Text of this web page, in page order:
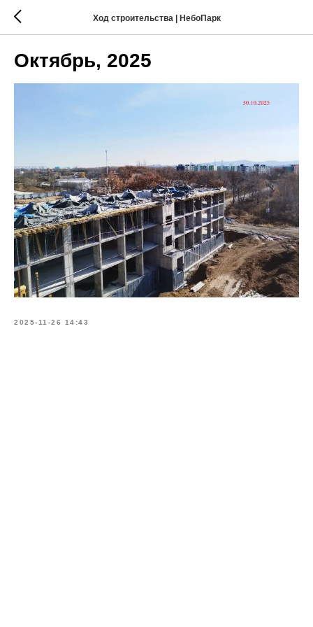
Ход строительства | НебоПарк
Октябрь, 2025
2025-11-26 14:43